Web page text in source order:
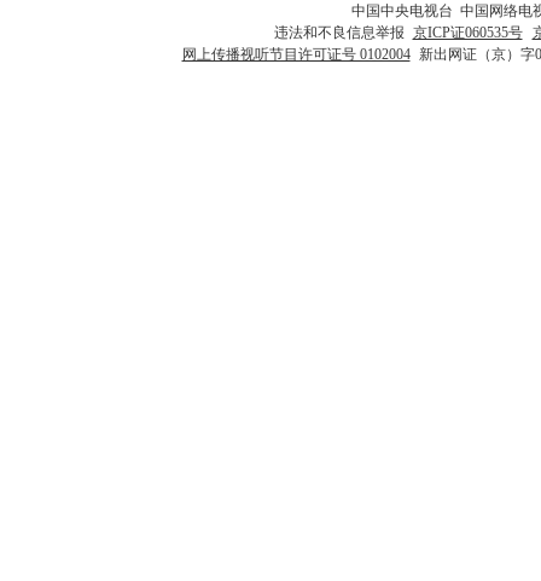
中国中央电视台 中国网络电
违法和不良信息举报 京ICP证060535号
网上传播视听节目许可证号 0102004 新出网证（京）